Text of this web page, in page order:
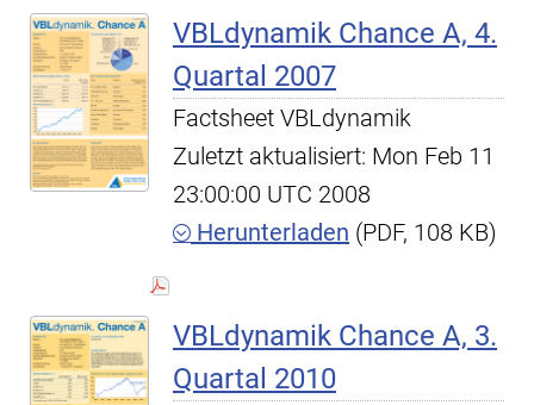
VBLdynamik Chance A, 4.
Quartal 2007
Factsheet VBLdynamik
Zuletzt aktualisiert: Mon Feb 11
23:00:00 UTC 2008
Herunterladen (PDF, 108 KB)
VBLdynamik Chance A, 3.
Quartal 2010